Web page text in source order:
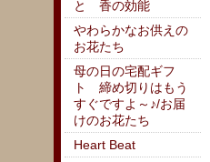
と 香の効能
やわらかなお供えの
お花たち
母の日の宅配ギフ
ト 締め切りはもう
すぐですよ～♪/お届
けのお花たち
Heart Beat